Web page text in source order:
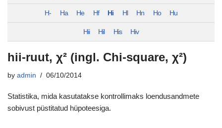
H- Ha He Hf Hi Hl Hn Ho Hu
Hii Hil His Hiv
hii-ruut, χ² (ingl. Chi-square, χ²)
by admin 06/10/2014
Statistika, mida kasutatakse kontrollimaks loendusandmete
sobivust püstitatud hüpoteesiga.